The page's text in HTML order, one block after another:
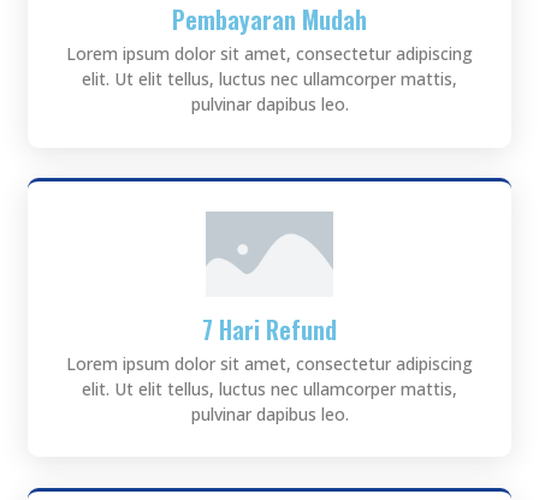
Pembayaran Mudah
Lorem ipsum dolor sit amet, consectetur adipiscing
elit. Ut elit tellus, luctus nec ullamcorper mattis,
pulvinar dapibus leo.
7 Hari Refund
Lorem ipsum dolor sit amet, consectetur adipiscing
elit. Ut elit tellus, luctus nec ullamcorper mattis,
pulvinar dapibus leo.